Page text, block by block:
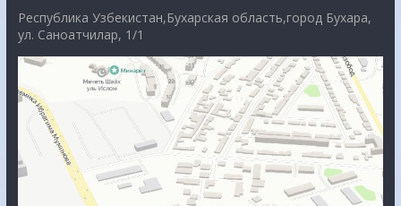
Республика Узбекистан,Бухарская область,город Бухара,
ул. Саноатчилар, 1/1